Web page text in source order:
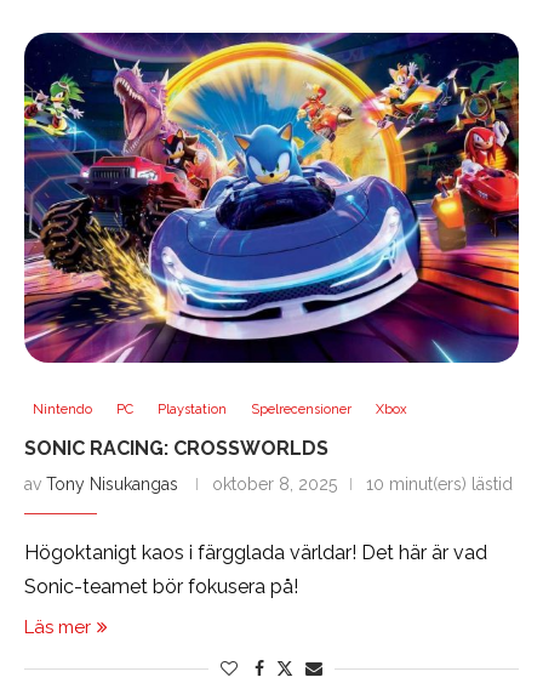
Nintendo PC Playstation Spelrecensioner Xbox
SONIC RACING: CROSSWORLDS
av Tony Nisukangas oktober 8, 2025 10 minut(ers) lästid
Högoktanigt kaos i färgglada världar! Det här är vad
Sonic-teamet bör fokusera på!
Läs mer